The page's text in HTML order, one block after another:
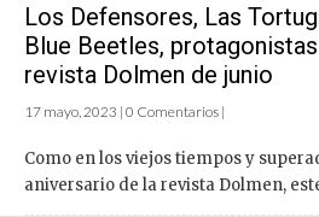
Los Defensores, Las
Blue Beetles,
revista Dolmen de junio
17 mayo, 2023 | 0 Comentarios |
Como en los viejos tiempos y
aniversario de la revista Dolmen,